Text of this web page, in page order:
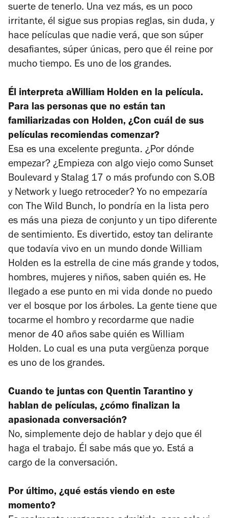
suerte de tenerlo. Una vez más, es un poco
irritante, él sigue sus propias reglas, sin duda, y
hace películas que nadie verá, que son súper
desafiantes, súper únicas, pero que él reine por
mucho tiempo. Es uno de los grandes.
Él interpreta aWilliam Holden en la película.
Para las personas que no están tan
familiarizadas con Holden, ¿Con cuál de sus
películas recomiendas comenzar?
Esa es una excelente pregunta. ¿Por dónde
empezar? ¿Empieza con algo viejo como Sunset
Boulevard y Stalag 17 o más profundo con S.OB
y Network y luego retroceder? Yo no empezaría
con The Wild Bunch, lo pondría en la lista pero
es más una pieza de conjunto y un tipo diferente
de sentimiento. Es divertido, estoy tan delirante
que todavía vivo en un mundo donde William
Holden es la estrella de cine más grande y todos,
hombres, mujeres y niños, saben quién es. He
llegado a ese punto en mi vida donde no puedo
ver el bosque por los árboles. La gente tiene que
tocarme el hombro y recordarme que nadie
menor de 40 años sabe quién es William
Holden. Lo cual es una puta vergüenza porque
es uno de los grandes.
Cuando te juntas con Quentin Tarantino y
hablan de películas, ¿cómo finalizan la
apasionada conversación?
No, simplemente dejo de hablar y dejo que él
haga el trabajo. Él sabe más que yo. Está a
cargo de la conversación.
Por último, ¿qué estás viendo en este
momento?